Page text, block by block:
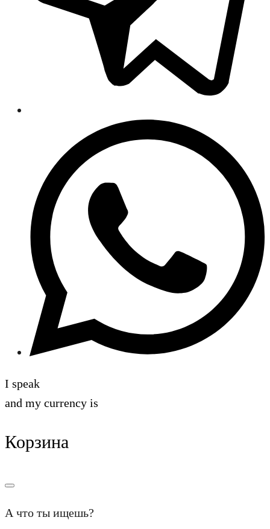
I speak
and my currency is
Корзина
А что ты ищешь?